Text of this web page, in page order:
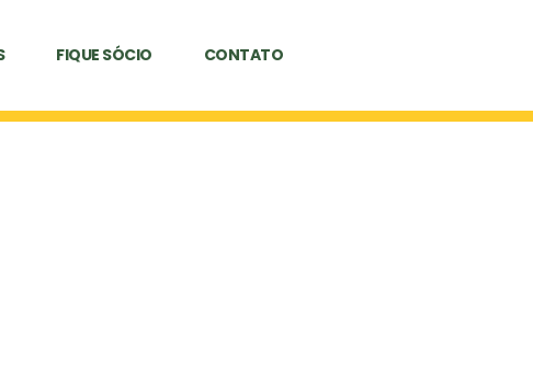
FIQUE SÓCIO CONTATO